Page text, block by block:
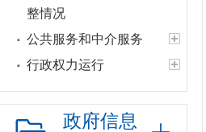
整情况
公共服务和中介服务
行政权力运行
“双随机一公开”
网上政务服务
政府信息